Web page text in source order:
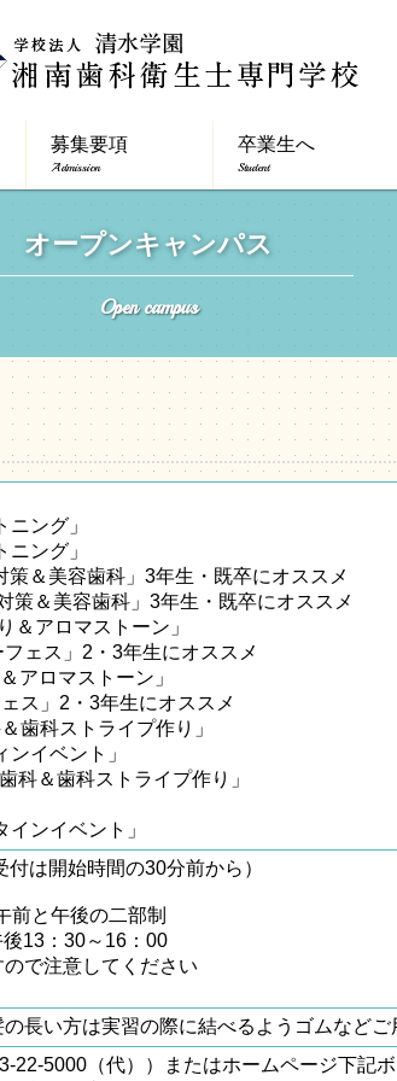
募集要項
Admission
卒業生へ
Student
オープンキャンパス
Open campus
ング」
ング」
＆美容歯科」3年生・既卒にオススメ
策＆美容歯科」3年生・既卒にオススメ
アロマストーン」
ェス」2・3年生にオススメ
アロマストーン」
ス」2・3年生にオススメ
歯科ストライプ作り」
イベント」
＆歯科ストライプ作り」
ンイベント」
は開始時間の30分前から）
と午後の二部制
13：30～16：00
で注意してください
長い方は実習の際に結べるようゴムなどご
22-5000（代））またはホームページ下記